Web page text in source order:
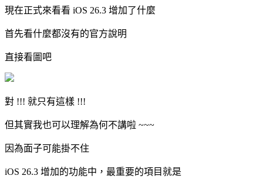
現在正式來看看 iOS 26.3 增加了什麼
首先看什麼都沒有的官方說明
直接看圖吧
對 !!! 就只有這樣 !!!
但其實我也可以理解為何不講啦 ~~~
因為面子可能掛不住
iOS 26.3 增加的功能中，最重要的項目就是